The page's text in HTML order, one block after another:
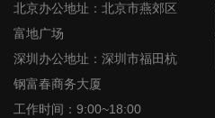
北京办公地址：北京市燕郊区
富地广场
深圳办公地址：深圳市福田杭
钢富春商务大厦
工作时间：9:00~18:00